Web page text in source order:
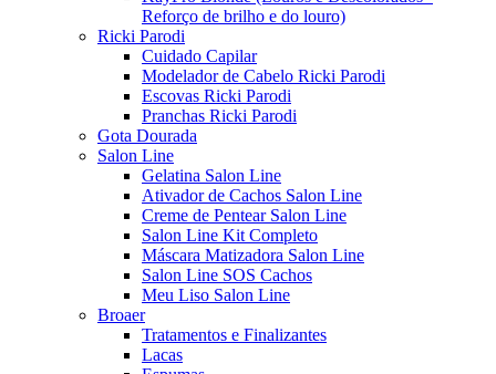
Reforço de brilho e do louro)
Ricki Parodi
Cuidado Capilar
Modelador de Cabelo Ricki Parodi
Escovas Ricki Parodi
Pranchas Ricki Parodi
Gota Dourada
Salon Line
Gelatina Salon Line
Ativador de Cachos Salon Line
Creme de Pentear Salon Line
Salon Line Kit Completo
Máscara Matizadora Salon Line
Salon Line SOS Cachos
Meu Liso Salon Line
Broaer
Tratamentos e Finalizantes
Lacas